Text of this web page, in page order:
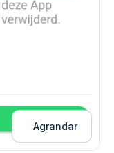
Agrandar